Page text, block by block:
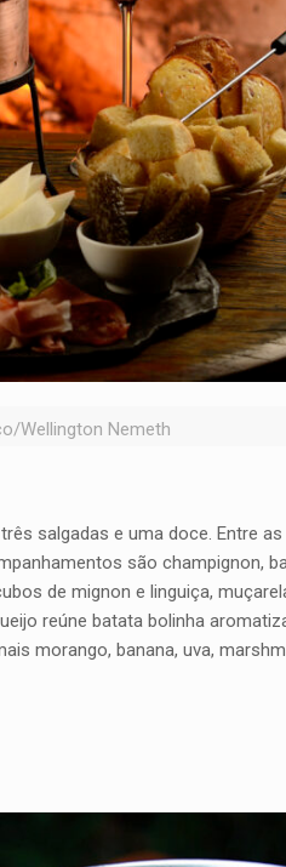
Wellington Nemeth
salgadas e uma doce. Entre
são champignon,
de mignon e linguiça,
reúne batata bolinha
morango, banana, uva,